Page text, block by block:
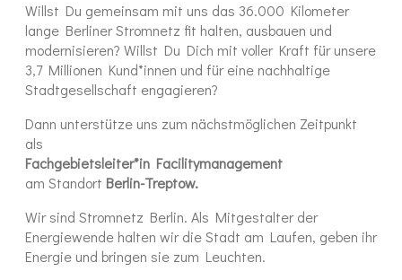
Willst Du gemeinsam mit uns das 36.000 Kilometer
lange Berliner Stromnetz fit halten, ausbauen und
modernisieren? Willst Du Dich mit voller Kraft für unsere
3,7 Millionen Kund*innen und für eine nachhaltige
Stadtgesellschaft engagieren?
Dann unterstütze uns zum nächstmöglichen Zeitpunkt
als
Fachgebietsleiter*in Facilitymanagement
am Standort Berlin-Treptow.
Wir sind Stromnetz Berlin. Als Mitgestalter der
Energiewende halten wir die Stadt am Laufen, geben ihr
Energie und bringen sie zum Leuchten.